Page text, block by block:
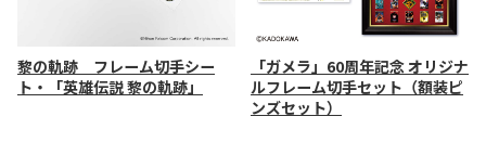
黎の軌跡 フレーム切手シー
ト・「英雄伝説 黎の軌跡」
「ガメラ」60周年記念 オリジナ
ルフレーム切手セット（額装ピ
ンズセット）